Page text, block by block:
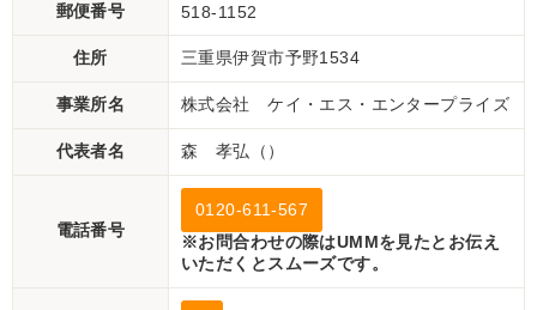
郵便番号 518-1152
住所 三重県伊賀市予野1534
事業所名 株式会社 ケイ・エス・エンタープライズ
代表者名 森 孝弘（）
電話番号
0120-611-567
※お問合わせの際はUMMを見たとお伝え
いただくとスムーズです。